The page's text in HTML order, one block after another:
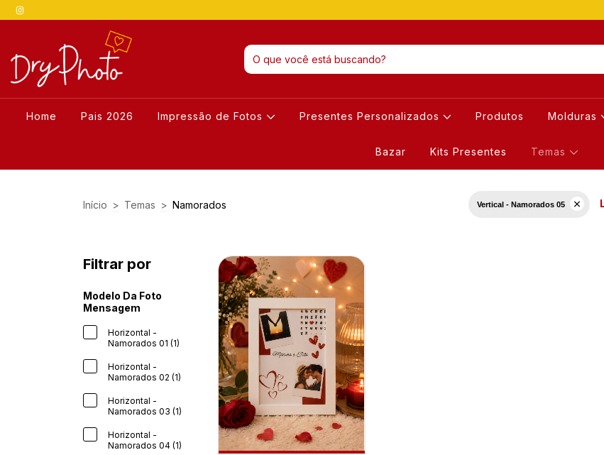
Home Pais 2026 Impressão de Fotos Presentes Personalizados Produtos Molduras
Bazar Kits Presentes Temas
Início > Temas > Namorados Vertical - Namorados 05
Filtrar por
Modelo Da Foto
Mensagem
Horizontal -
Namorados 01 (1)
Horizontal -
Namorados 02 (1)
Horizontal -
Namorados 03 (1)
Horizontal -
Namorados 04 (1)